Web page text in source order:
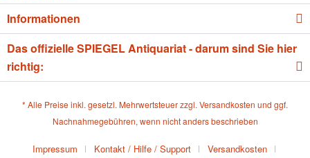
Informationen
Das offizielle SPIEGEL Antiquariat - darum sind Sie hier
richtig:
* Alle Preise inkl. gesetzl. Mehrwertsteuer zzgl. Versandkosten und ggf.
Nachnahmegebühren, wenn nicht anders beschrieben
Impressum Kontakt / Hilfe / Support
Versandkosten